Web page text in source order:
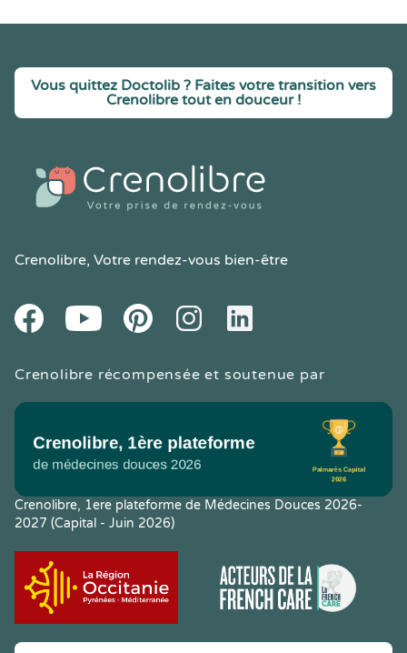
Vous quittez Doctolib ? Faites votre transition vers
Crenolibre tout en douceur !
Crenolibre, Votre rendez-vous bien-être
FacebookYoutube PinteresetInstagramLinkedIn
Crenolibre récompensée et soutenue par
Crenolibre, 1ere plateforme de Médecines Douces 2026-
2027 (Capital - Juin 2026)